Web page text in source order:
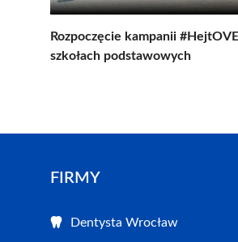
Rozpoczęcie kampanii
szkołach podstawowych
FIRMY
Dentysta Wrocław